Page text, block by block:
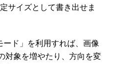
サイズとして書き出せま
ード」を利用すれば、画像
対象を増やたり、方向を変